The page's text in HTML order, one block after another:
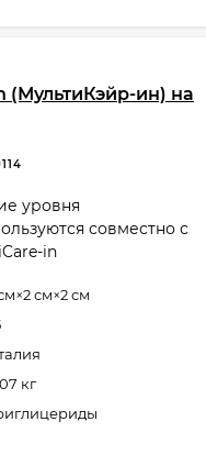
(МультиКэйр-ин) на
уровня
совместно с
in
см×2 см
кг